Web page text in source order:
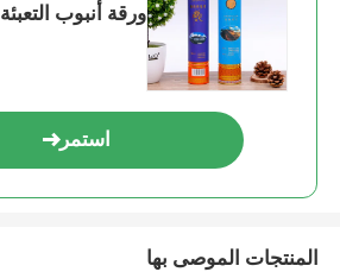
ورقة أنبوب التعبئة
استمر
المنتجات الموصى بها